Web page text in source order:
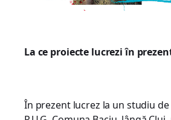
La ce proiecte lucrezi în
În prezent lucrez la un studiu